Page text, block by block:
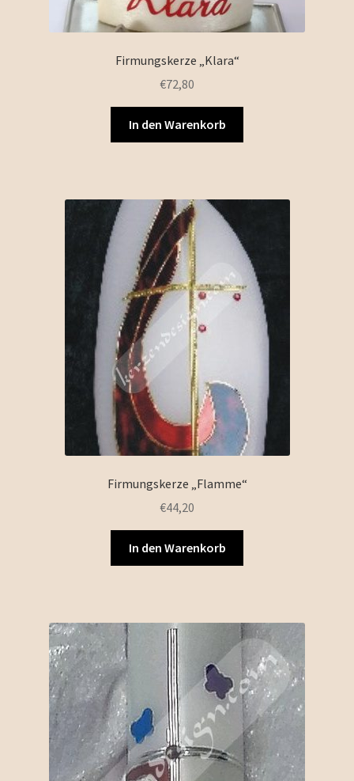
Firmungskerze „Klara“
€72,80
In den Warenkorb
Firmungskerze „Flamme“
€44,20
In den Warenkorb